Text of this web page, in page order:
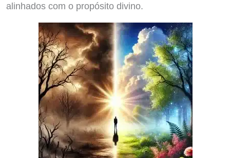
alinhados com o propósito divino.